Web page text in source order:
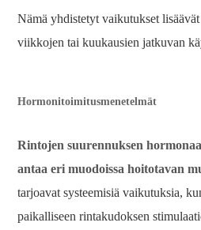
Nämä yhdistetyt vaikutukset
viikkojen tai kuukausien jatkuvan
Hormonitoimitusmenetelmät
Rintojen suurennuksen
antaa eri muodoissa hoitotavan
tarjoavat systeemisiä vaikutuksia,
paikalliseen rintakudoksen